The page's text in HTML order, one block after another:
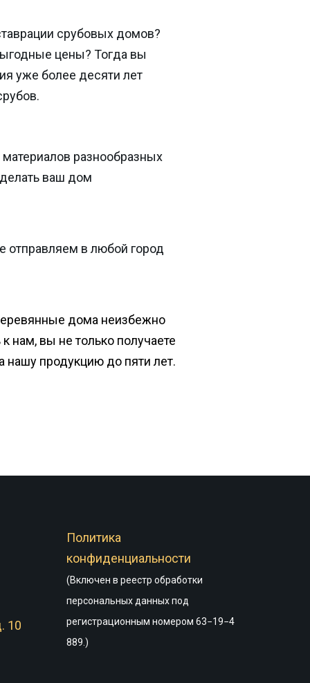
срубовых домов?
цены? Тогда вы
уже более десяти лет
разнообразных
ваш дом
отправляем в любой город
дома неизбежно
нам, вы не только получаете
нашу продукцию до пяти лет.
10
Политика
конфиденциальности
(Включен в реестр обработки
персональных данных под
регистрационным номером 63−19−4
889.)